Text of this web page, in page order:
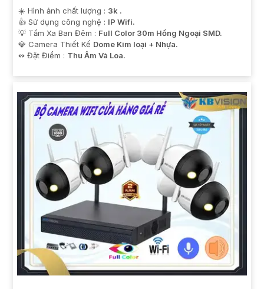
☀️ Hình ảnh chất lượng : 3k .
👍 Sử dụng công nghệ : IP Wifi.
💡 Tầm Xa Ban Đêm : Full Color 30m Hồng Ngoại SMD.
💎 Camera Thiết Kế Dome Kim loại + Nhựa.
️↭ Đặt Điểm : Thu Âm Và Loa.